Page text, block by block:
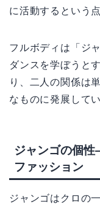
に活動するという
フルボディは「ジ
ダンスを学ぼうと
り、二人の関係は
なものに発展してい
ジャンゴの個
ファッション
ジャンゴはクロの